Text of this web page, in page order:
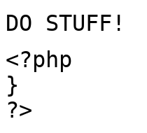
DO STUFF!
<?php
}
?>